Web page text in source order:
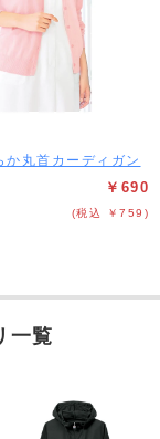
か丸首カーディガン
￥690
(税込 ￥759)
一覧